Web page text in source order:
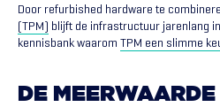
Door refurbished hardware te
(TPM) blijft de infrastructuur jarenlang
kennisbank waarom TPM een slimme
DE MEERWAARDE